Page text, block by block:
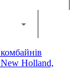
Holland,